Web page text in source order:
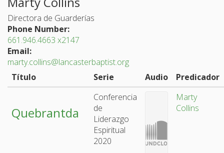
Directora de Guarderías
Phone Number:
661.946.4663 x2147
Email:
marty.collins@lancasterbaptist.org
Título
Serie Audio Predicador
Quebrantda
Conferencia
de
Liderazgo
Espiritual
2020
Marty
Collins